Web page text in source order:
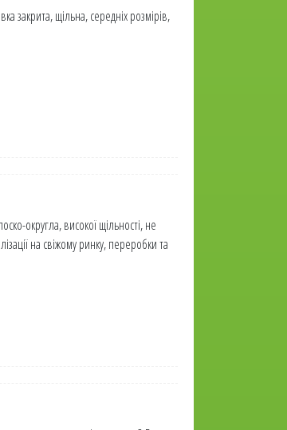
закрита, щільна, середніх розмірів,
округла, високої щільності, не
на свіжому ринку, переробки та